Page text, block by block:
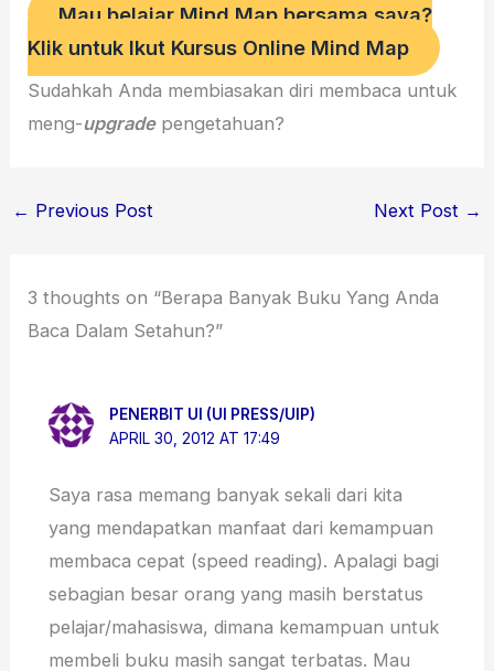
Mau belajar Mind Map bersama saya?
Klik untuk Ikut Kursus Online Mind Map
Sudahkah Anda membiasakan diri membaca untuk
meng-upgradepengetahuan?
← Previous Post Next Post →
3 thoughts on “Berapa Banyak Buku Yang Anda
Baca Dalam Setahun?”
PENERBIT UI (UI PRESS/UIP)
APRIL 30, 2012 AT 17:49
Saya rasa memang banyak sekali dari kita
yang mendapatkan manfaat dari kemampuan
membaca cepat (speed reading). Apalagi bagi
sebagian besar orang yang masih berstatus
pelajar/mahasiswa, dimana kemampuan untuk
membeli buku masih sangat terbatas. Mau